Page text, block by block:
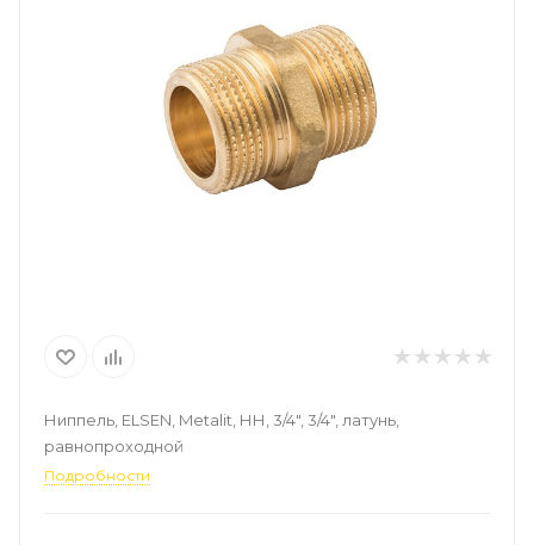
Ниппель, ELSEN, Metalit, НН, 3/4", 3/4", латунь,
равнопроходной
Подробности